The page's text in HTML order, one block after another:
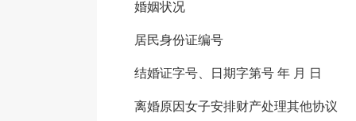
婚姻状况
居民身份证编号
结婚证字号、日期字第号 年 月 日
离婚原因女子安排财产处理其他协议